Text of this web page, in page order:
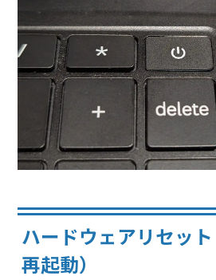
ハードウェアリセッ
再起動）